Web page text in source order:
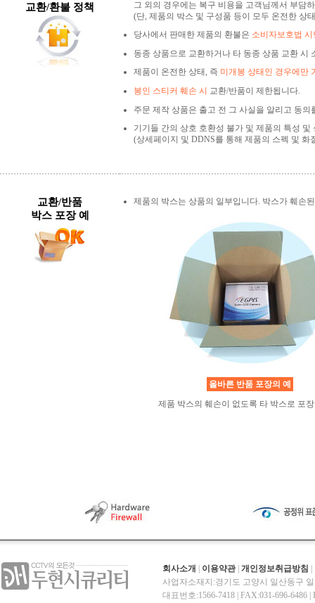
교환/환불 정책
그 외의 경우에는 복구 비용을 고객님께서 부담
(단, 제품의 박스 및 구성품 등이 모두 온전한 상
당사에서 판매한 제품의 환불은 소비자보호법 시
동종 상품으로 교환하거나 타 동종 상품 교환 시
제품이 온전한 상태, 즉 미개봉 상태인 경우에만
봉인 스티커 훼손 시
교환/반품이 제한됩니다.
주문 제작 상품은 출고 전 그 사실을 알리고 동
기기들 간의 상호 호환성 불가 및 제품의 특성
(상세페이지 및 DDNS를 통해 제품의 스펙 및 화
교환/반품
박스 포장 예
제품의 박스는 상품의 일부입니다. 박스가 훼손
올바른 반품 포장의 예
제품 박스의 훼손이 없도록 타 박스로 포
회사소개 이용약관| 개인정보취급방침
사업자소재지:경기도 고양시 일산동구
대표번호:1566-7418 | FAX:031-696-6486 |